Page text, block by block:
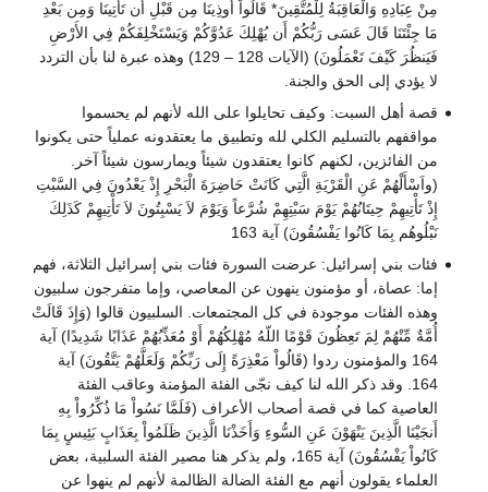
مِنْ عِبَادِهِ وَالْعَاقِبَةُ لِلْمُتَّقِينَ* قَالُواْ أُوذِينَا مِن قَبْلِ أَن تَأْتِينَا وَمِن بَعْدِ
مَا جِئْتَنَا قَالَ عَسَى رَبُّكُمْ أَن يُهْلِكَ عَدُوَّكُمْ وَيَسْتَخْلِفَكُمْ فِي الأَرْضِ
فَيَنظُرَ كَيْفَ تَعْمَلُونَ) (الآيات 128 – 129) وهذه عبرة لنا بأن التردد
لا يؤدي إلى الحق والجنة.
قصة أهل السبت: وكيف تحايلوا على الله لأنهم لم يحسموا
مواقفهم بالتسليم الكلي لله وتطبيق ما يعتقدونه عملياً حتى يكونوا
من الفائزين، لكنهم كانوا يعتقدون شيئاً ويمارسون شيئاً آخر.
(واَسْأَلْهُمْ عَنِ الْقَرْيَةِ الَّتِي كَانَتْ حَاضِرَةَ الْبَحْرِ إِذْ يَعْدُونَ فِي السَّبْتِ
إِذْ تَأْتِيهِمْ حِيتَانُهُمْ يَوْمَ سَبْتِهِمْ شُرَّعاً وَيَوْمَ لاَ يَسْبِتُونَ لاَ تَأْتِيهِمْ كَذَلِكَ
نَبْلُوهُم بِمَا كَانُوا يَفْسُقُونَ) آية 163
فئات بني إسرائيل: عرضت السورة فئات بني إسرائيل الثلاثة، فهم
إما: عصاة، أو مؤمنون ينهون عن المعاصي، وإما متفرجون سلبيون
وهذه الفئات موجودة في كل المجتمعات. السلبيون قالوا (وَإِذَ قَالَتْ
أُمَّةٌ مِّنْهُمْ لِمَ تَعِظُونَ قَوْمًا اللّهُ مُهْلِكُهُمْ أَوْ مُعَذِّبُهُمْ عَذَابًا شَدِيدًا) آية
164 والمؤمنون ردوا (قَالُواْ مَعْذِرَةً إِلَى رَبِّكُمْ وَلَعَلَّهُمْ يَتَّقُونَ) آية
164. وقد ذكر الله لنا كيف نجّى الفئة المؤمنة وعاقب الفئة
العاصية كما في قصة أصحاب الأعراف (فَلَمَّا نَسُواْ مَا ذُكِّرُواْ بِهِ
أَنجَيْنَا الَّذِينَ يَنْهَوْنَ عَنِ السُّوءِ وَأَخَذْنَا الَّذِينَ ظَلَمُواْ بِعَذَابٍ بَئِيسٍ بِمَا
كَانُواْ يَفْسُقُونَ) آية 165، ولم يذكر هنا مصير الفئة السلبية، بعض
العلماء يقولون أنهم مع الفئة الضالة الظالمة لأنهم لم ينهوا عن